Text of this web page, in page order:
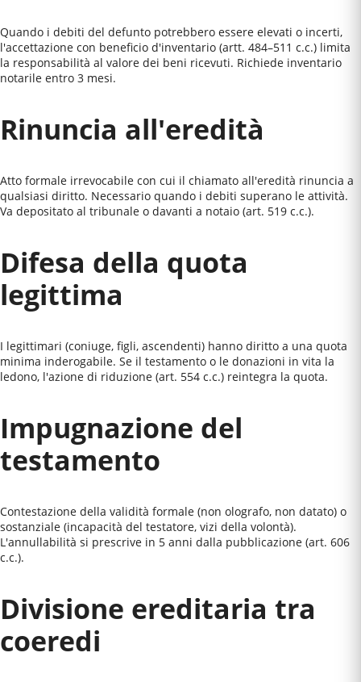
Quando i debiti del defunto potrebbero essere elevati o incerti,
l'accettazione con beneficio d'inventario (artt. 484–511 c.c.) limita
la responsabilità al valore dei beni ricevuti. Richiede inventario
notarile entro 3 mesi.
Rinuncia all'eredità
Atto formale irrevocabile con cui il chiamato all'eredità rinuncia a
qualsiasi diritto. Necessario quando i debiti superano le attività.
Va depositato al tribunale o davanti a notaio (art. 519 c.c.).
Difesa della quota
legittima
I legittimari (coniuge, figli, ascendenti) hanno diritto a una quota
minima inderogabile. Se il testamento o le donazioni in vita la
ledono, l'azione di riduzione (art. 554 c.c.) reintegra la quota.
Impugnazione del
testamento
Contestazione della validità formale (non olografo, non datato) o
sostanziale (incapacità del testatore, vizi della volontà).
L'annullabilità si prescrive in 5 anni dalla pubblicazione (art. 606
c.c.).
Divisione ereditaria tra
coeredi